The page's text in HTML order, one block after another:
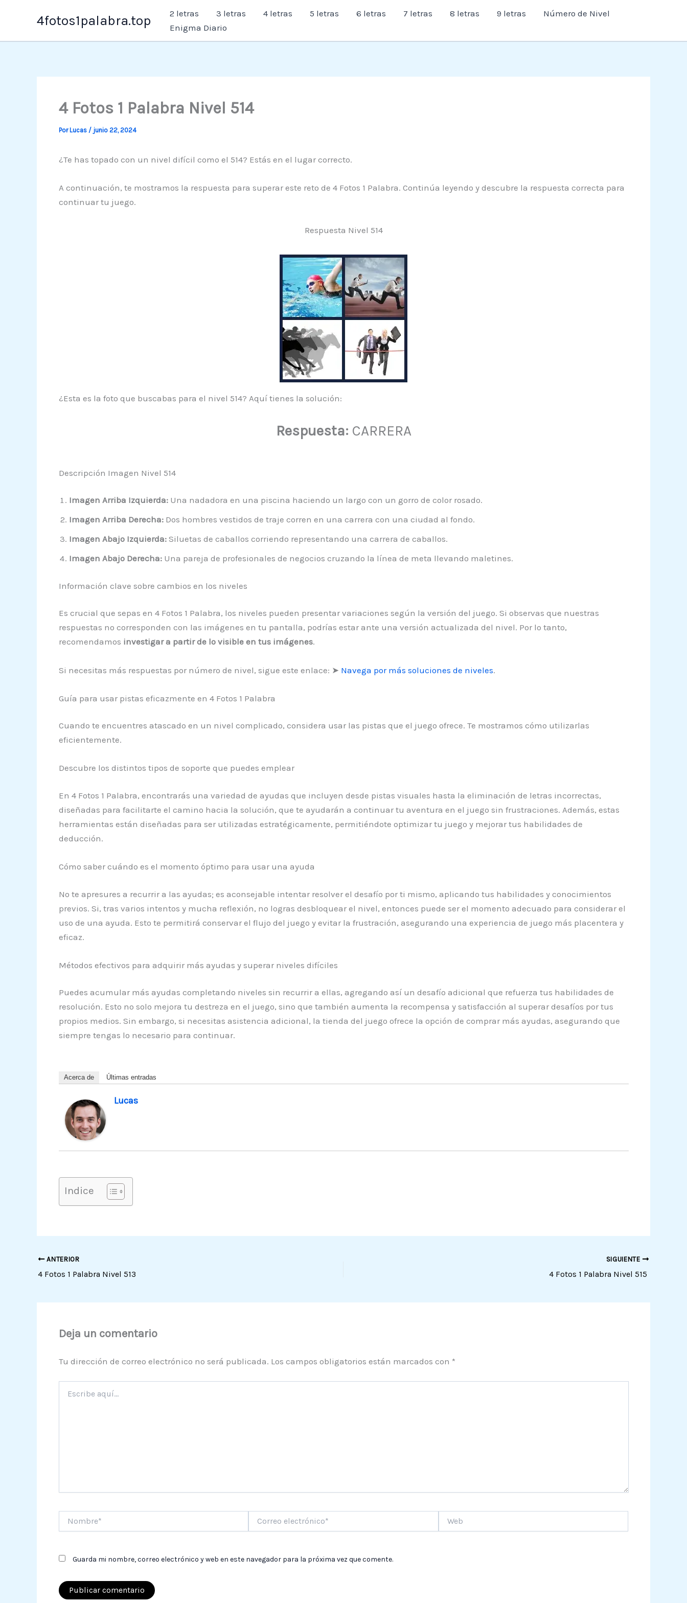
4fotos1palabra.top 2 letras 3 letras 4 letras 5 letras 6 letras 7 letras 8 letras 9 letras
Número de Nivel
Enigma Diario
4 Fotos 1 Palabra Nivel 514
PorLucas / junio 22, 2024
¿Te has topado con un nivel difícil como el 514? Estás en el lugar correcto.
A continuación, te mostramos la respuesta para superar este reto de 4 Fotos 1 Palabra. Continúa leyendo y descubre la respuesta correcta para
continuar tu juego.
Respuesta Nivel 514
¿Esta es la foto que buscabas para el nivel 514? Aquí tienes la solución:
Respuesta: CARRERA
Descripción Imagen Nivel 514
Imagen Arriba Izquierda:Una nadadora en una piscina haciendo un largo con un gorro de color rosado.
Imagen Arriba Derecha:Dos hombres vestidos de traje corren en una carrera con una ciudad al fondo.
Imagen Abajo Izquierda:Siluetas de caballos corriendo representando una carrera de caballos.
Imagen Abajo Derecha:Una pareja de profesionales de negocios cruzando la línea de meta llevando maletines.
Información clave sobre cambios en los niveles
Es crucial que sepas en 4 Fotos 1 Palabra, los niveles pueden presentar variaciones según la versión del juego. Si observas que nuestras
respuestas no corresponden con las imágenes en tu pantalla, podrías estar ante una versión actualizada del nivel. Por lo tanto,
recomendamos investigar a partir de lo visible en tus imágenes.
Si necesitas más respuestas por número de nivel, sigue este enlace: ➤ Navega por más soluciones de niveles.
Guía para usar pistas eficazmente en 4 Fotos 1 Palabra
Cuando te encuentres atascado en un nivel complicado, considera usar las pistas que el juego ofrece. Te mostramos cómo utilizarlas
eficientemente.
Descubre los distintos tipos de soporte que puedes emplear
En 4 Fotos 1 Palabra, encontrarás una variedad de ayudas que incluyen desde pistas visuales hasta la eliminación de letras incorrectas,
diseñadas para facilitarte el camino hacia la solución, que te ayudarán a continuar tu aventura en el juego sin frustraciones. Además, estas
herramientas están diseñadas para ser utilizadas estratégicamente, permitiéndote optimizar tu juego y mejorar tus habilidades de
deducción.
Cómo saber cuándo es el momento óptimo para usar una ayuda
No te apresures a recurrir a las ayudas; es aconsejable intentar resolver el desafío por ti mismo, aplicando tus habilidades y conocimientos
previos. Si, tras varios intentos y mucha reflexión, no logras desbloquear el nivel, entonces puede ser el momento adecuado para considerar el
uso de una ayuda. Esto te permitirá conservar el flujo del juego y evitar la frustración, asegurando una experiencia de juego más placentera y
eficaz.
Métodos efectivos para adquirir más ayudas y superar niveles difíciles
Puedes acumular más ayudas completando niveles sin recurrir a ellas, agregando así un desafío adicional que refuerza tus habilidades de
resolución. Esto no solo mejora tu destreza en el juego, sino que también aumenta la recompensa y satisfacción al superar desafíos por tus
propios medios. Sin embargo, si necesitas asistencia adicional, la tienda del juego ofrece la opción de comprar más ayudas, asegurando que
siempre tengas lo necesario para continuar.
Acerca de Últimas entradas
Lucas
Indice
ANTERIOR
4 Fotos 1 Palabra Nivel 513
SIGUIENTE
4 Fotos 1 Palabra Nivel 515
Deja un comentario
Tu dirección de correo electrónico no será publicada. Los campos obligatorios están marcados con *
aquí...
electrónico*
Guarda mi nombre, correo electrónico y web en este navegador para la próxima vez que comente.